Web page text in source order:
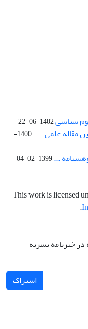
سیاسی1402-06-22
مقاله علمی- ...
1400-
...
1399-02-04
This work is licensed
.
در خبرنامه نشریه
اشتراک